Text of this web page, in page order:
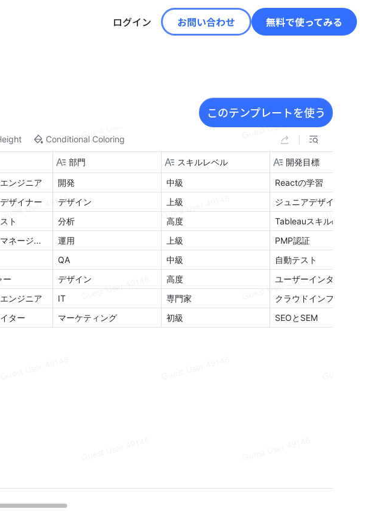
ログイン お問い合わせ 無料で使ってみる
このテンプレートを使う